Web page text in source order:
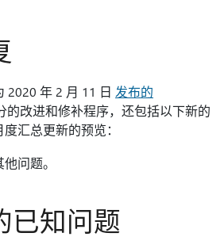
2020 年 2 月 11 日 发布的
的改进和修补程序，还包括以下新的
汇总更新的预览：
问题。
已知问题